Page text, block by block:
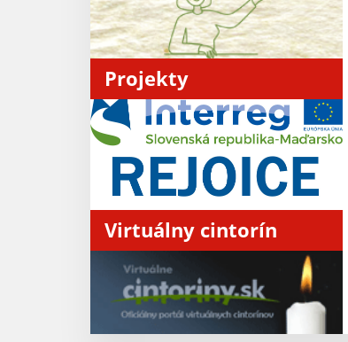
Projekty
Virtuálny cintorín